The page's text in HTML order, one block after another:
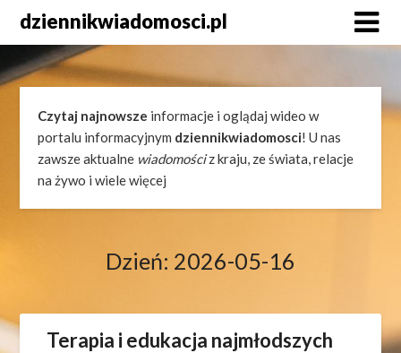
content
dziennikwiadomosci.pl
Czytaj najnowsze informacje i oglądaj wideo w
portalu informacyjnym dziennikwiadomosci! U nas
zawsze aktualne wiadomościz kraju, ze świata, relacje
na żywo i wiele więcej
Dzień: 2026-05-16
Terapia i edukacja najmłodszych